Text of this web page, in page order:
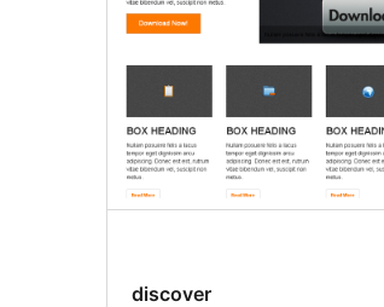
discover